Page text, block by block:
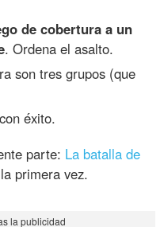
de cobertura a un
. Ordena el asalto.
son tres grupos (que
éxito.
parte: La batalla de
primera vez.